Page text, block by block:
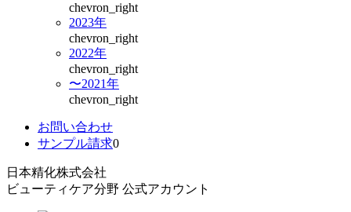
chevron_right
2023年
chevron_right
2022年
chevron_right
〜2021年
chevron_right
お問い合わせ
サンプル請求0
日本精化株式会社
ビューティケア分野 公式アカウント